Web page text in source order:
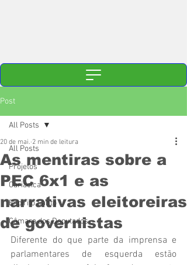
Post
All Posts
Projetos
Cariacica
Espírito Santo
Câmara dos Deputados
All Posts
As mentiras sobre a
PEC 6x1 e as
narrativas eleitoreiras
de governistas
20 de mai. 2 min de leitura
Diferente do que parte da imprensa e
parlamentares de esquerda estão